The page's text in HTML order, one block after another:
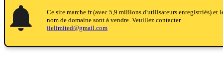
notifications
notifications
Ce site marche.fr (avec 5,9 millions d'utilisateurs enregistriés) et
nom de domaine sont à vendre. Veuillez contacter
iielimited@gmail.com